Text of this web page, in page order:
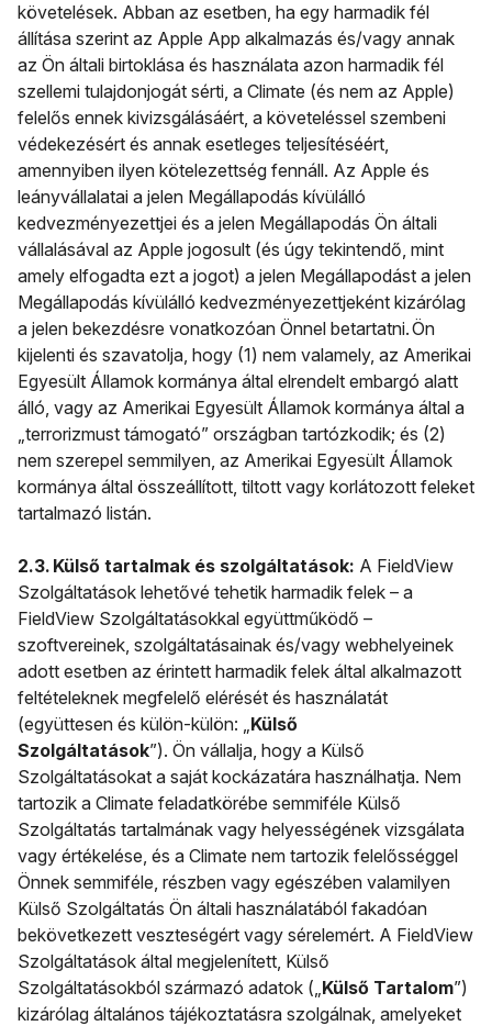
követelések. Abban az esetben, ha egy harmadik fél
állítása szerint az Apple App alkalmazás és/vagy annak
az Ön általi birtoklása és használata azon harmadik fél
szellemi tulajdonjogát sérti, a Climate (és nem az Apple)
felelős ennek kivizsgálásáért, a követeléssel szembeni
védekezésért és annak esetleges teljesítéséért,
amennyiben ilyen kötelezettség fennáll. Az Apple és
leányvállalatai a jelen Megállapodás kívülálló
kedvezményezettjei és a jelen Megállapodás Ön általi
vállalásával az Apple jogosult (és úgy tekintendő, mint
amely elfogadta ezt a jogot) a jelen Megállapodást a jelen
Megállapodás kívülálló kedvezményezettjeként kizárólag
a jelen bekezdésre vonatkozóan Önnel betartatni. Ön
kijelenti és szavatolja, hogy (1) nem valamely, az Amerikai
Egyesült Államok kormánya által elrendelt embargó alatt
álló, vagy az Amerikai Egyesült Államok kormánya által a
„terrorizmust támogató” országban tartózkodik; és (2)
nem szerepel semmilyen, az Amerikai Egyesült Államok
kormánya által összeállított, tiltott vagy korlátozott feleket
tartalmazó listán.
2.3. Külső tartalmak és szolgáltatások: A FieldView
Szolgáltatások lehetővé tehetik harmadik felek – a
FieldView Szolgáltatásokkal együttműködő –
szoftvereinek, szolgáltatásainak és/vagy webhelyeinek
adott esetben az érintett harmadik felek által alkalmazott
feltételeknek megfelelő elérését és használatát
(együttesen és külön-külön: „Külső
Szolgáltatások”). Ön vállalja, hogy a Külső
Szolgáltatásokat a saját kockázatára használhatja. Nem
tartozik a Climate feladatkörébe semmiféle Külső
Szolgáltatás tartalmának vagy helyességének vizsgálata
vagy értékelése, és a Climate nem tartozik felelősséggel
Önnek semmiféle, részben vagy egészében valamilyen
Külső Szolgáltatás Ön általi használatából fakadóan
bekövetkezett veszteségért vagy sérelemért. A FieldView
Szolgáltatások által megjelenített, Külső
Szolgáltatásokból származó adatok („Külső Tartalom”)
kizárólag általános tájékoztatásra szolgálnak, amelyeket